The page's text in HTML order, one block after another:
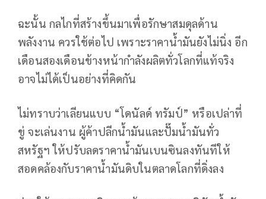
ฉะนั้น กลไกที่สร้างขึ้นมาเพื่อรักษาสมดุลด้าน
พลังงาน ควรใช้ต่อไป เพราะราคาน้ำมันยังไม่นิ่ง อีก
เดือนสองเดือนข้างหน้ากำลังผลิตทั่วโลกที่แท้จริง
อาจไม่ได้เป็นอย่างที่คิดกัน
ไม่ทราบว่าเลียนแบบ “โดนัลด์ ทรัมป์” หรือเปล่าที่
ขู่ จะเล่นงาน ผู้ค้าปลีกน้ำมันและปั๊มน้ำมันทั่ว
สหรัฐฯ ให้ปรับลดราคาน้ำมันเบนซินลงทันทีให้
สอดคล้องกับราคาน้ำมันดิบในตลาดโลกที่ดิ่งลง